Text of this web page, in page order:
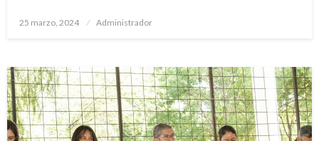
Publicado
25 marzo, 2024 Administrador